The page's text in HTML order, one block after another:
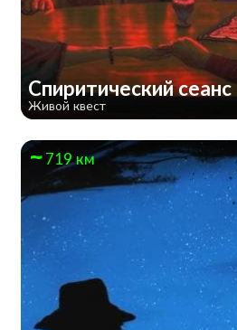
Спиритический сеанс
Живой квест
719 км